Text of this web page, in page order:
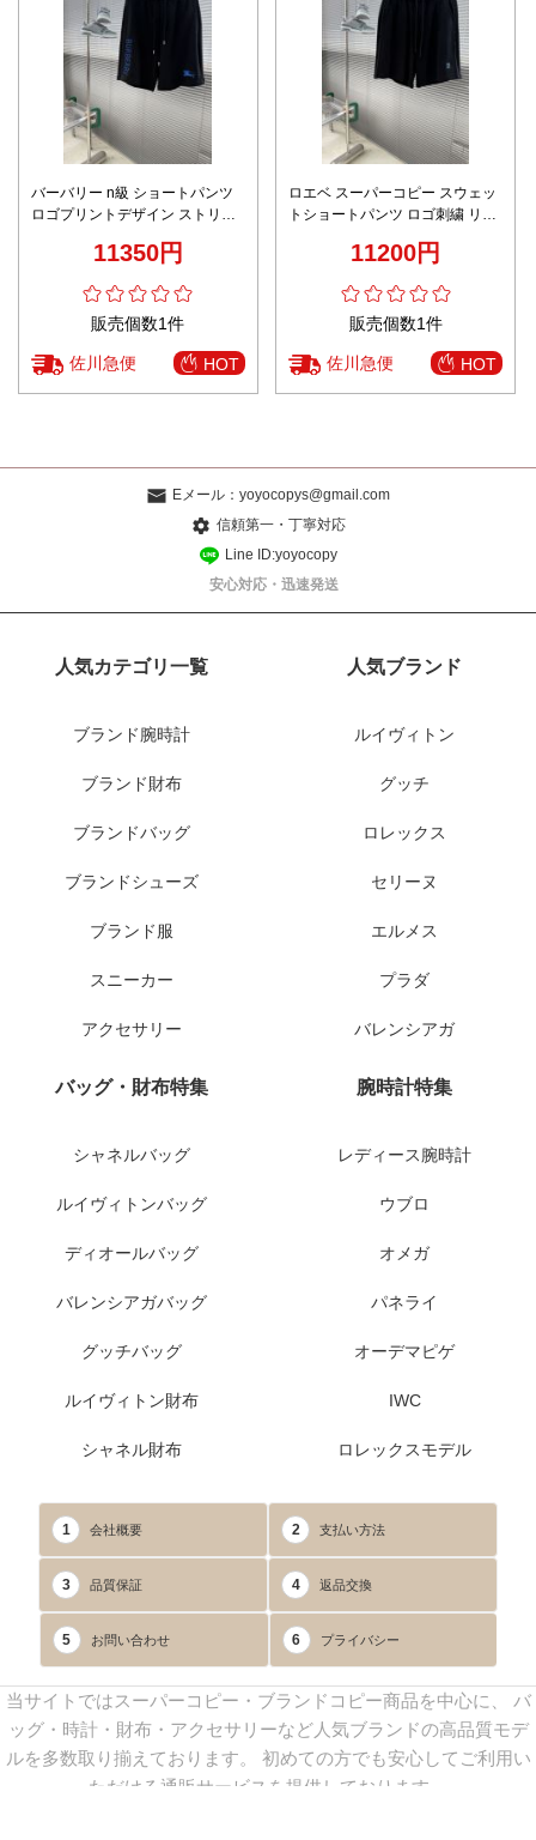
バーバリー n級 ショートパンツ
ロゴプリントデザイン ストリー
11350円
販売個数1件
佐川急便 HOT
ロエベ スーパーコピー スウェッ
トショートパンツ ロゴ刺繍 リラ
11200円
販売個数1件
佐川急便 HOT
Eメール： yoyocopys@gmail.com
信頼第一・丁寧対応
Line ID:yoyocopy
安心対応・迅速発送
人気カテゴリ一覧
ブランド腕時計
ブランド財布
ブランドバッグ
ブランドシューズ
ブランド服
スニーカー
アクセサリー
人気ブランド
ルイヴィトン
グッチ
ロレックス
セリーヌ
エルメス
プラダ
バレンシアガ
バッグ・財布特集
シャネルバッグ
ルイヴィトンバッグ
ディオールバッグ
バレンシアガバッグ
グッチバッグ
ルイヴィトン財布
シャネル財布
腕時計特集
レディース腕時計
ウブロ
オメガ
パネライ
オーデマピゲ
IWC
ロレックスモデル
1 会社概要 2 支払い方法
3 品質保証 4 返品交換
5 お問い合わせ 6 プライバシー
当サイトではスーパーコピー・ブランドコピー商品を中心に、 バ
ッグ・時計・財布・アクセサリーなど人気ブランドの高品質モデ
ルを多数取り揃えております。 初めての方でも安心してご利用い
ただける通販サービスを提供しております。